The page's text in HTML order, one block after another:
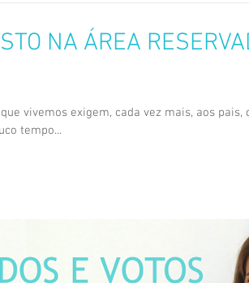
NA ÁREA
vivemos exigem, cada vez mais, aos
tempo...